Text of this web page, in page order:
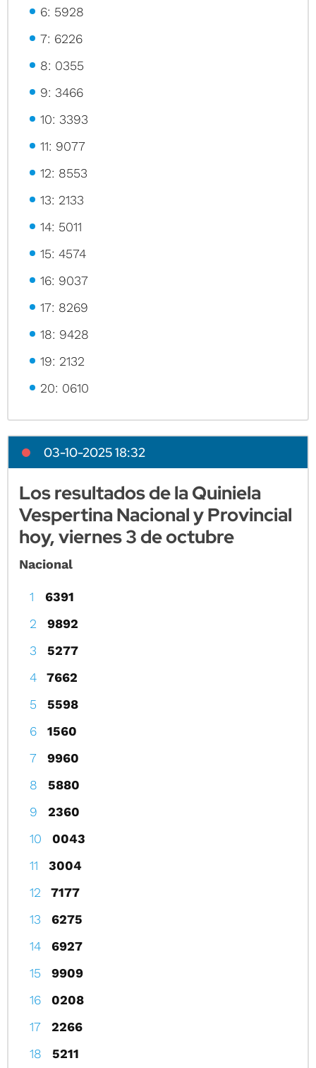
6: 5928
7: 6226
8: 0355
9: 3466
10: 3393
11: 9077
12: 8553
13: 2133
14: 5011
15: 4574
16: 9037
17: 8269
18: 9428
19: 2132
20: 0610
03-10-2025 18:32
Los resultados de la Quiniela
Vespertina Nacional y Provincial
hoy, viernes 3 de octubre
Nacional
6391
9892
5277
7662
5598
1560
9960
5880
2360
0043
3004
7177
6275
6927
9909
0208
2266
5211